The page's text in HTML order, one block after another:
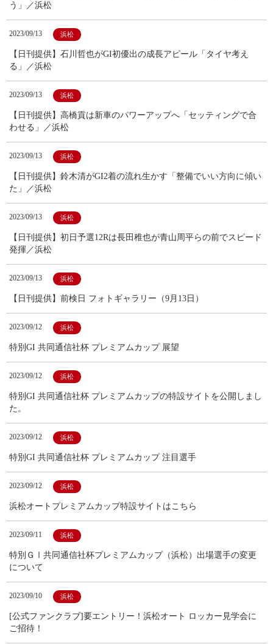
う」／浜松
2023/09/13 浜松
【日刊提供】石川哲也がGI初優出の成長アピール「タイヤ考え
る」／浜松
2023/09/13 浜松
【日刊提供】高橋貢は新車のパワーアップへ「セッティングで合
わせる」／浜松
2023/09/13 浜松
【日刊提供】鈴木清がGI2着の流れ生かす「整備でいい方向に傾い
た」／浜松
2023/09/13 浜松
【日刊提供】初日予選12Rは長田稚也が青山周平らの前でスピード
発揮／浜松
2023/09/13 浜松
【日刊提供】前検日 フォトギャラリー（9月13日）
2023/09/12 浜松
特別GI 共同通信社杯 プレミアムカップ 展望
2023/09/12 浜松
特別GI 共同通信社杯 プレミアムカップの特設サイトを公開しまし
た。
2023/09/12 浜松
特別GI 共同通信社杯 プレミアムカップ 注目選手
2023/09/12 浜松
浜松オートプレミアムカップ特設サイトはこちら
2023/09/11 浜松
特別ＧⅠ共同通信社杯プレミアムカップ（浜松）出場選手の変更
について
2023/09/10 浜松
[公式ファンクラブ]要エントリー！浜松オート ロッカー見学会に
ご招待！